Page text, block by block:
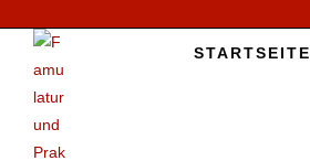
START­SEI­TE